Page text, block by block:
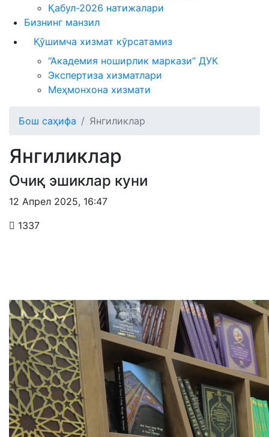
Қабул-2026 натижалари
Бизнинг манзил
Қўшимча хизмат кўрсатамиз
“Академия ноширлик маркази” ДУК
Экспертиза хизматлари
Меҳмонхона хизмати
Бош саҳифа Янгиликлар
Янгиликлар
Очиқ эшиклар куни
12 Апрел 2025, 16:47
1337